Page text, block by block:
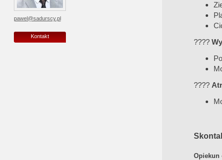
pawel@sadurscy.pl
Kontakt
????
????
Opiekun